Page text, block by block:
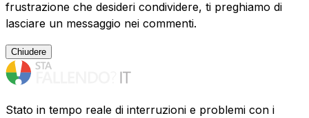
frustrazione che desideri condividere, ti preghiamo di
lasciare un messaggio nei commenti.
Chiudere
Stato in tempo reale di interruzioni e problemi con i